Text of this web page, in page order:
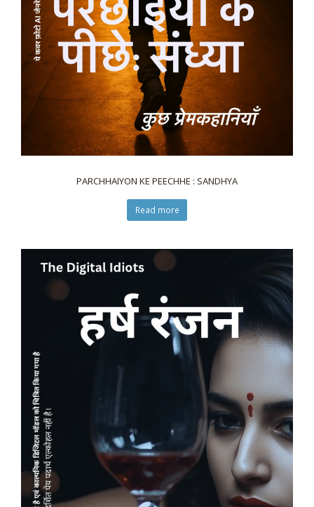
PARCHHAIYON KE PEECHHE : SANDHYA
Read more